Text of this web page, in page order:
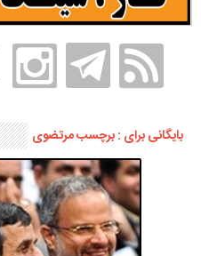
بایگانی برای : برچسب مرتضوی